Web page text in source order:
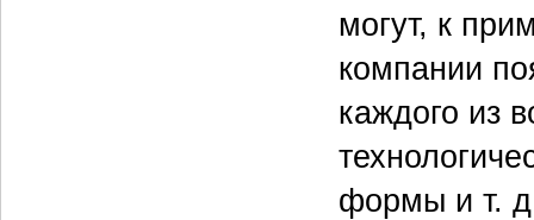
могут, к
компании
каждого из
формы и т.